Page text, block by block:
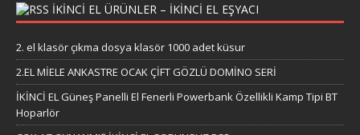
IKINCI EL ÜRÜNLER – IKINCI EL EŞYACI
2. el klasör çıkma dosya klasör 1000 adet küsur
2.EL MİELE ANKASTRE OCAK ÇİFT GÖZLÜ DOMİNO SERİ
İKİNCİ EL Güneş Panelli El Fenerli Powerbank Özellikli Kamp Tipi BT
Hoparlör